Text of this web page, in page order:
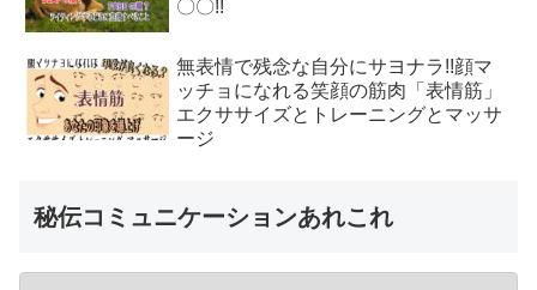
〇〇!!
無表情で残念な自分にサヨナラ!!顔マ
ッチョになれる笑顔の筋肉「表情筋」
エクササイズとトレーニングとマッサ
ージ
秘伝コミュニケーションあれこれ